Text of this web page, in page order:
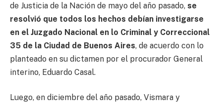
de Justicia de la Nación de mayo del año pasado, se
resolvió que todos los hechos debían investigarse
en el Juzgado Nacional en lo Criminal y Correccional
35 de la Ciudad de Buenos Aires, de acuerdo con lo
planteado en su dictamen por el procurador General
interino, Eduardo Casal.
Luego, en diciembre del año pasado, Vismara y